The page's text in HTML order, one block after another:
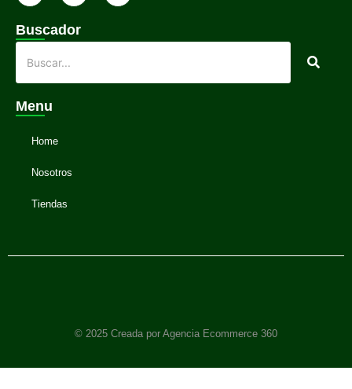
Buscador
Menu
Home
Nosotros
Tiendas
© 2025 Creada por Agencia Ecommerce 360